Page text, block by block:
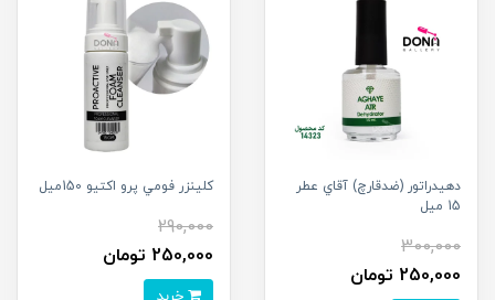
دهيدراتور (ضدقارچ) آقاي عطر
15 ميل
300,000
250,000 تومان
کلينزر فومي پرو اکتيو 150ميل
290,000
250,000 تومان